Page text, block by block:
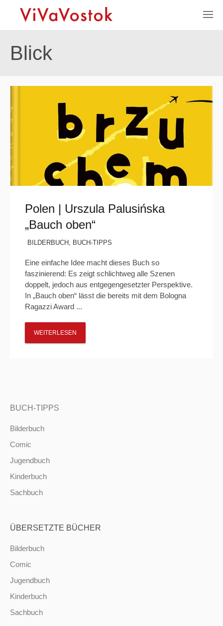
Blick
Polen | Urszula Palusińska
„Bauch oben“
BILDERBUCH , BUCH-TIPPS
Eine einfache Idee macht dieses Buch so
faszinierend: Es zeigt schlichtweg alle Szenen
doppelt, jedoch aus entgegengesetzter Perspektive.
In „Bauch oben“ lässt die bereits mit dem Bologna
Ragazzi Award ...
WEITERLESEN
BUCH-TIPPS
Bilderbuch
Comic
Jugendbuch
Kinderbuch
Sachbuch
ÜBERSETZTE BÜCHER
Bilderbuch
Comic
Jugendbuch
Kinderbuch
Sachbuch